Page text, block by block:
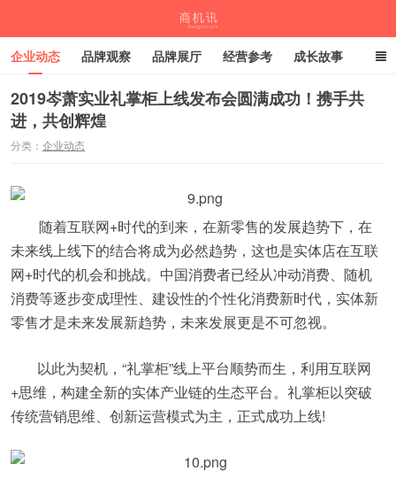
企业动态 品牌观察 品牌展厅 经营参考 成长故事
深度观察 伙伴计划
2019岑萧实业礼掌柜上线发布会圆满成功！携手共
进，共创辉煌
分类： 企业动态
随着互联网+时代的到来，在新零售的发展趋势下，在
未来线上线下的结合将成为必然趋势，这也是实体店在互联
网+时代的机会和挑战。中国消费者已经从冲动消费、随机
消费等逐步变成理性、建设性的个性化消费新时代，实体新
零售才是未来发展新趋势，未来发展更是不可忽视。
以此为契机，“礼掌柜”线上平台顺势而生，利用互联网
+思维，构建全新的实体产业链的生态平台。礼掌柜以突破
传统营销思维、创新运营模式为主，正式成功上线!